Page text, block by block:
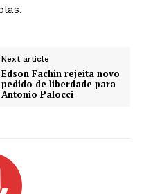
Next article
Edson Fachin rejeita novo
pedido de liberdade para
Antonio Palocci